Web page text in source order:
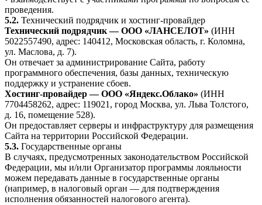
проведения.
5.2. Технический подрядчик и хостинг-провайдер
Технический подрядчик — ООО «ЛАНСЕЛОТ» (ИНН
5022557490, адрес: 140412, Московская область, г. Коломна,
ул. Маслова, д. 7).
Он отвечает за администрирование Сайта, работу
программного обеспечения, базы данных, техническую
поддержку и устранение сбоев.
Хостинг-провайдер — ООО «Яндекс.Облако» (ИНН
7704458262, адрес: 119021, город Москва, ул. Льва Толстого,
д. 16, помещение 528).
Он предоставляет серверы и инфраструктуру для размещения
Сайта на территории Российской Федерации.
5.3. Государственные органы
В случаях, предусмотренных законодательством Российской
Федерации, мы и/или Организатор программы лояльности
можем передавать данные в государственные органы
(например, в налоговый орган — для подтверждения
исполнения обязанностей налогового агента).